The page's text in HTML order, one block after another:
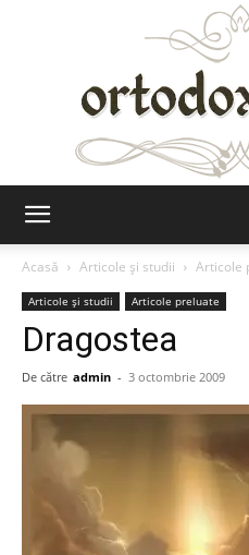
Acasă
Articole şi studii Articole
Articole şi studii Articole preluate
Dragostea
De către admin - 3 octombrie 2009